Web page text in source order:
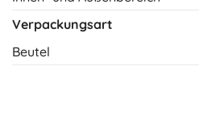
Verpackungsart
Beutel